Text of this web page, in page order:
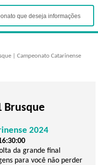
| Campeonato Catarinense
Brusque
2024
da grande final
para você não perder